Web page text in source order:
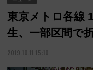
東京メトロ各線
生、一部区間で
2019.10.11 15:10